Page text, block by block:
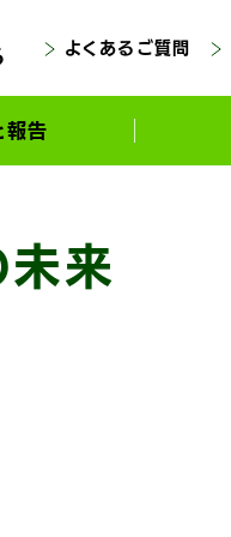
よくあるご質問
報告
来